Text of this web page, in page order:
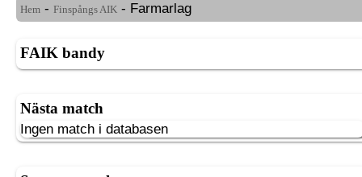
Hem - Finspångs AIK - Farmarlag
FAIK bandy
Nästa match
Ingen match i databasen